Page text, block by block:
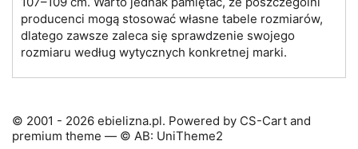
producenci mogą stosować własne tabele rozmiarów,
dlatego zawsze zaleca się sprawdzenie swojego
rozmiaru według wytycznych konkretnej marki.
© 2001 - 2026 ebielizna.pl. Powered by CS-Cart and
premium theme — © AB: UniTheme2